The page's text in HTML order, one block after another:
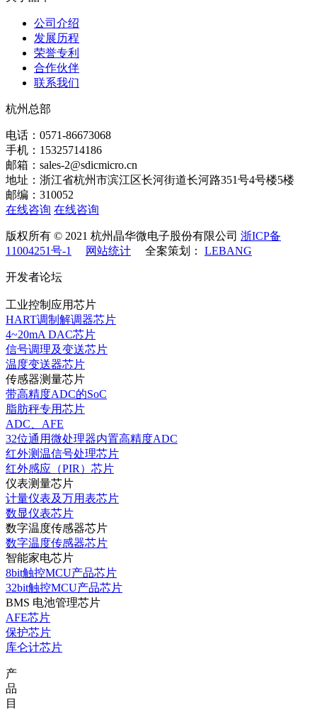
公司介绍
发展历程
荣誉专利
合作伙伴
联系我们
杭州总部
电话：0571-86673068
手机：15325714186
邮箱：sales-2@sdicmicro.cn
地址：浙江省杭州市滨江区长河街道长河路351号4号楼5楼
邮编：310052
在线咨询 在线咨询
版权所有 © 2021 杭州晶华微电子股份有限公司 浙ICP备
11004251号-1
网站统计 全案策划： LEBANG
开发者论坛
工业控制应用芯片
HART调制解调器芯片
4~20mA DAC芯片
信号调理及变送芯片
温度变送器芯片
传感器测量芯片
带高精度ADC的SoC
脂肪秤专用芯片
ADC、AFE
32位通用微处理器内置高精度ADC
红外测温信号处理芯片
红外感应（PIR）芯片
仪表测量芯片
计量仪表及万用表芯片
数显仪表芯片
数字温度传感器芯片
数字温度传感器芯片
智能家电芯片
8bit触控MCU产品芯片
32bit触控MCU产品芯片
BMS 电池管理芯片
AFE芯片
保护芯片
库仑计芯片
产
品
目